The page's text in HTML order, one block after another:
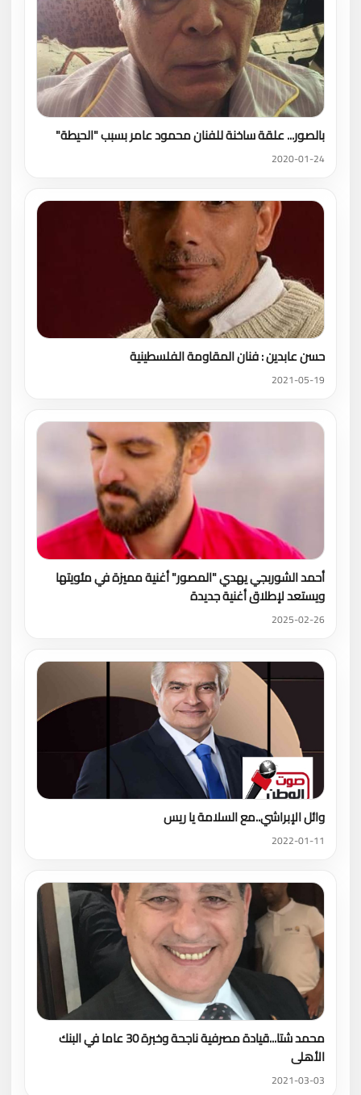
بالصور... علقة ساخنة للفنان محمود عامر بسبب "الحيطة"
2020-01-24
حسن عابدين : فنان المقاومة الفلسطينية
2021-05-19
أحمد الشوربجي يهدي "المصور" أغنية مميزة في مئويتها
ويستعد لإطلاق أغنية جديدة
2025-02-26
وائل الإبراشي..مع السلامة يا ريس
2022-01-11
محمد شتا...قيادة مصرفية ناجحة وخبرة 30 عاما في البنك
الأهلى
2021-03-03